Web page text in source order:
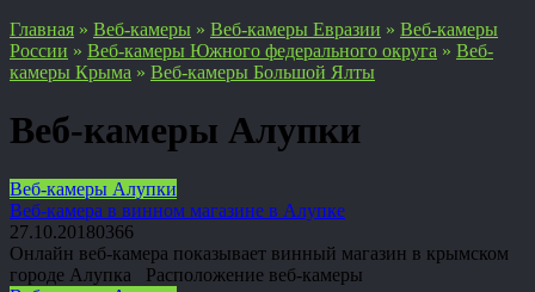
Главная » Веб-камеры » Веб-камеры Евразии » Веб-камеры
России » Веб-камеры Южного федерального округа » Веб-
камеры Крыма » Веб-камеры Большой Ялты
Веб-камеры Алупки
Веб-камеры Алупки
Веб-камера в винном магазине в Алупке
27.10.20180366
Онлайн веб-камера показывает винный магазин в крымском
городе Алупка Расположение веб-камеры